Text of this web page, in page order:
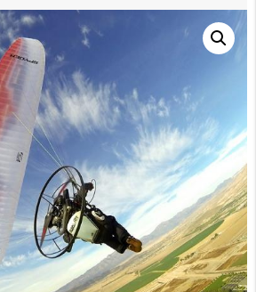
prix :
90,00€
à
365,00€